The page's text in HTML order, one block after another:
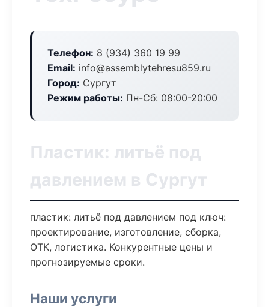
Телефон: 8 (934) 360 19 99
Email: info@assemblytehresu859.ru
Город: Сургут
Режим работы: Пн-Сб: 08:00-20:00
Пластик: литьё под
давлением в Сургут
пластик: литьё под давлением под ключ:
проектирование, изготовление, сборка,
ОТК, логистика. Конкурентные цены и
прогнозируемые сроки.
Наши услуги